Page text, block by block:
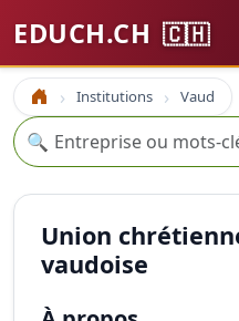
EDUCH.CH 🇨🇭
Accueil Institutions Vaud
Recherche
🔍
Union
vaudoise